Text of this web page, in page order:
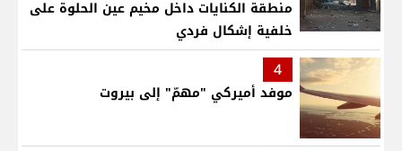
منطقة الكنايات داخل مخيم عين الحلوة على
خلفية إشكال فردي
4
موفد أميركي "مهمّ" إلى بيروت